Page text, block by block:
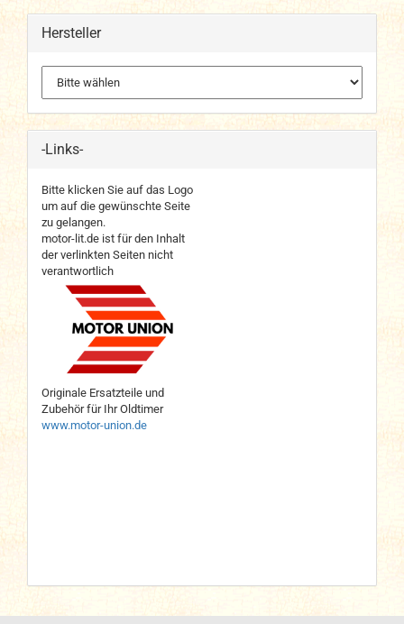
Hersteller
-Links-
Bitte klicken Sie auf das Logo
um auf die gewünschte Seite
zu gelangen.
motor-lit.de ist für den Inhalt
der verlinkten Seiten nicht
verantwortlich
Originale Ersatzteile und
Zubehör für Ihr Oldtimer
www.motor-union.de